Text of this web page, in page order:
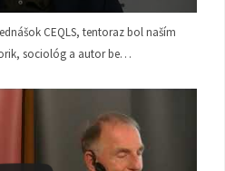
CEQLS, tentoraz bol naším
sociológ a autor be…